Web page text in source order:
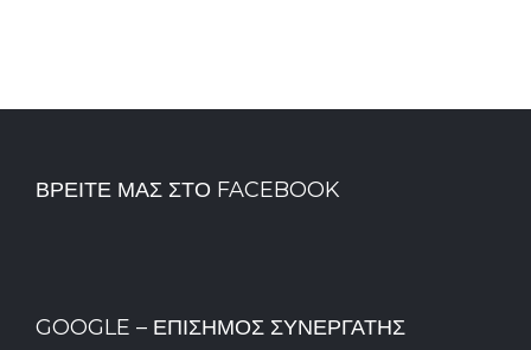
ΒΡΕΊΤΕ ΜΑΣ ΣΤΟ FACEBOOK
GOOGLE – ΕΠΊΣΗΜΟΣ ΣΥΝΕΡΓΆΤΗΣ